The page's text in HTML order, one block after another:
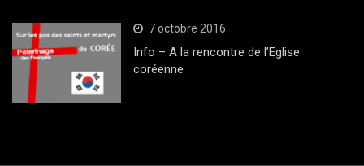
7 octobre 2016
Info – A la rencontre de l’Eglise
coréenne